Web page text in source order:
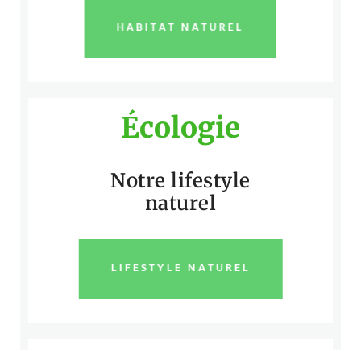
HABITAT NATUREL
Écologie
Notre lifestyle
naturel
LIFESTYLE NATUREL